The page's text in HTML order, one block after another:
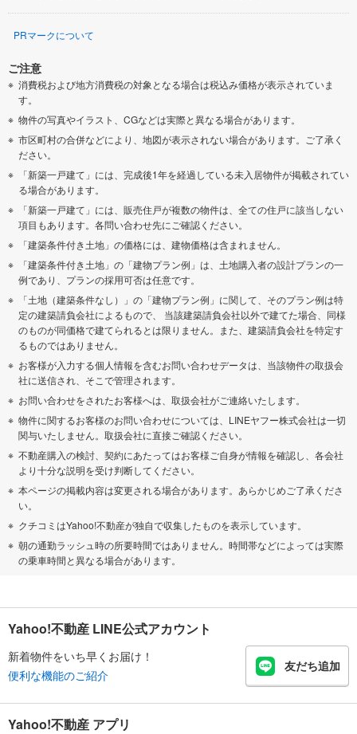
PRマークについて
ご注意
消費税および地方消費税の対象となる場合は税込み価格が表示されていま
す。
物件の写真やイラスト、CGなどは実際と異なる場合があります。
市区町村の合併などにより、地図が表示されない場合があります。ご了承く
ださい。
「新築一戸建て」には、完成後1年を経過している未入居物件が掲載されてい
る場合があります。
「新築一戸建て」には、販売住戸が複数の物件は、全ての住戸に該当しない
項目もあります。各問い合わせ先にご確認ください。
「建築条件付き土地」の価格には、建物価格は含まれません。
「建築条件付き土地」の「建物プラン例」は、土地購入者の設計プランの一
例であり、プランの採用可否は任意です。
「土地（建築条件なし）」の「建物プラン例」に関して、そのプラン例は特
定の建築請負会社によるもので、 当該建築請負会社以外で建てた場合、同様
のものが同価格で建てられるとは限りません。また、建築請負会社を特定す
るものではありません。
お客様が入力する個人情報を含むお問い合わせデータは、当該物件の取扱会
社に送信され、そこで管理されます。
お問い合わせをされたお客様へは、取扱会社がご連絡いたします。
物件に関するお客様のお問い合わせについては、LINEヤフー株式会社は一切
関与いたしません。取扱会社に直接ご確認ください。
不動産購入の検討、契約にあたってはお客様ご自身が情報を確認し、各会社
より十分な説明を受け判断してください。
本ページの掲載内容は変更される場合があります。あらかじめご了承くださ
い。
クチコミはYahoo!不動産が独自で収集したものを表示しています。
朝の通勤ラッシュ時の所要時間ではありません。時間帯などによっては実際
の乗車時間と異なる場合があります。
Yahoo!不動産 LINE公式アカウント
新着物件をいち早くお届け！
便利な機能のご紹介
友だち追加
Yahoo!不動産 アプリ